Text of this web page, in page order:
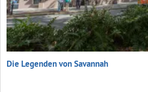
Die Legenden von Savannah